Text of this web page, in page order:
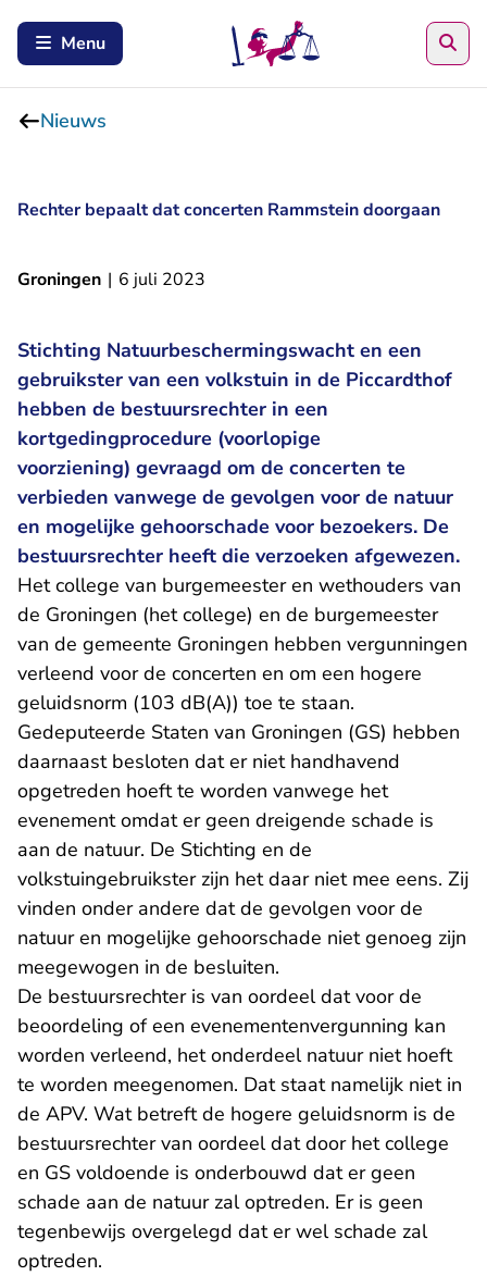
Menu
Nieuws
Rechter bepaalt dat concerten Rammstein doorgaan
Groningen | 6 juli 2023
Stichting Natuurbeschermingswacht en een
gebruikster van een volkstuin in de Piccardthof
hebben de bestuursrechter in een
kortgedingprocedure (voorlopige
voorziening) gevraagd om de concerten te
verbieden vanwege de gevolgen voor de natuur
en mogelijke gehoorschade voor bezoekers. De
bestuursrechter heeft die verzoeken afgewezen.
Het college van burgemeester en wethouders van
de Groningen (het college) en de burgemeester
van de gemeente Groningen hebben vergunningen
verleend voor de concerten en om een hogere
geluidsnorm (103 dB(A)) toe te staan.
Gedeputeerde Staten van Groningen (GS) hebben
daarnaast besloten dat er niet handhavend
opgetreden hoeft te worden vanwege het
evenement omdat er geen dreigende schade is
aan de natuur. De Stichting en de
volkstuingebruikster zijn het daar niet mee eens. Zij
vinden onder andere dat de gevolgen voor de
natuur en mogelijke gehoorschade niet genoeg zijn
meegewogen in de besluiten.
De bestuursrechter is van oordeel dat voor de
beoordeling of een evenementenvergunning kan
worden verleend, het onderdeel natuur niet hoeft
te worden meegenomen. Dat staat namelijk niet in
de APV. Wat betreft de hogere geluidsnorm is de
bestuursrechter van oordeel dat door het college
en GS voldoende is onderbouwd dat er geen
schade aan de natuur zal optreden. Er is geen
tegenbewijs overgelegd dat er wel schade zal
optreden.